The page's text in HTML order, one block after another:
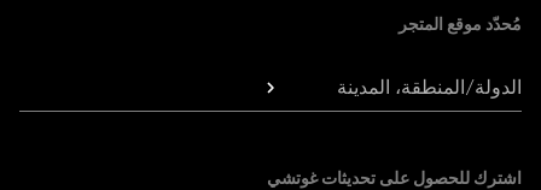
مُحدّد موقع المتجر
الدولة/المنطقة، المدينة
اشترك للحصول على تحديثات غوتشي